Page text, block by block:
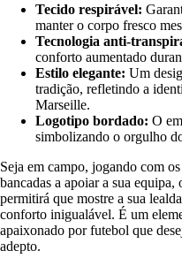
Tecido respirável:
manter o corpo fresco
Tecnologia anti-
conforto aumentado
Estilo elegante: Um
tradição, refletindo a
Marseille.
Logotipo bordado: O
simbolizando o orgulho
Seja em campo, jogando com
bancadas a apoiar a sua
permitirá que mostre a sua
conforto inigualável. É um
apaixonado por futebol que
adepto.